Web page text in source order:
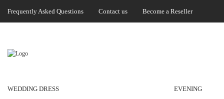
Frequently Asked Questions Contact us Become a Reseller
WEDDING DRESS EVENING